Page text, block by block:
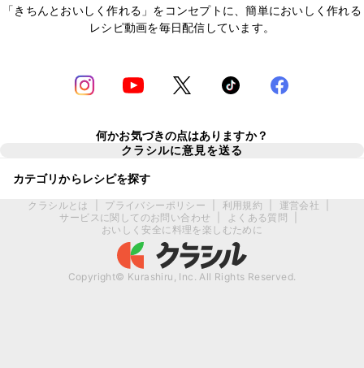
「きちんとおいしく作れる」をコンセプトに、簡単においしく作れる
レシピ動画を毎日配信しています。
何かお気づきの点はありますか？
クラシルに意見を送る
カテゴリからレシピを探す
クラシルとは プライバシーポリシー 利用規約 運営会社
サービスに関してのお問い合わせ
よくある質問
おいしく安全に料理を楽しむために
Copyright© Kurashiru, Inc. All Rights Reserved.